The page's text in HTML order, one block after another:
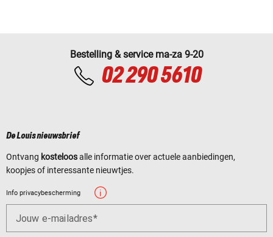
Bestelling & service ma-za 9-20
02 290 5610
De Louis nieuwsbrief
Ontvang kosteloosalle informatie over actuele aanbiedingen,
koopjes of interessante nieuwtjes.
Info privacybescherming
Jouw e-mailadres